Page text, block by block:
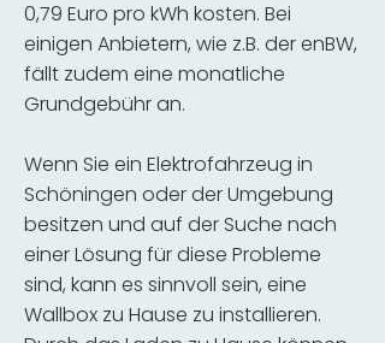
0,79 Euro pro kWh kosten. Bei
einigen Anbietern, wie z.B. der enBW,
fällt zudem eine monatliche
Grundgebühr an.
Wenn Sie ein Elektrofahrzeug in
Schöningen oder der Umgebung
besitzen und auf der Suche nach
einer Lösung für diese Probleme
sind, kann es sinnvoll sein, eine
Wallbox zu Hause zu installieren.